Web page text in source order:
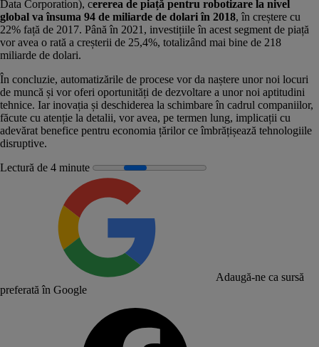
Data Corporation), cererea de piață pentru robotizare la nivel
global va însuma 94 de miliarde de dolari în 2018, în creștere cu
22% față de 2017. Până în 2021, investițiile în acest segment de piață
vor avea o rată a creșterii de 25,4%, totalizând mai bine de 218
miliarde de dolari.
În concluzie, automatizările de procese vor da naștere unor noi locuri
de muncă și vor oferi oportunități de dezvoltare a unor noi aptitudini
tehnice. Iar inovația și deschiderea la schimbare în cadrul companiilor,
făcute cu atenție la detalii, vor avea, pe termen lung, implicații cu
adevărat benefice pentru economia țărilor ce îmbrățișează tehnologiile
disruptive.
Lectură de 4 minute
Adaugă-ne ca sursă
preferată în Google